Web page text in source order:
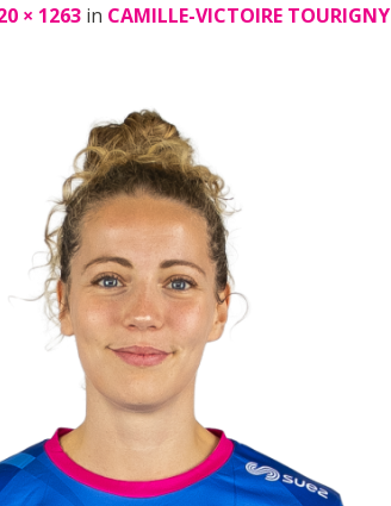
× 1263 in CAMILLE-VICTOIRE TOURIGNY